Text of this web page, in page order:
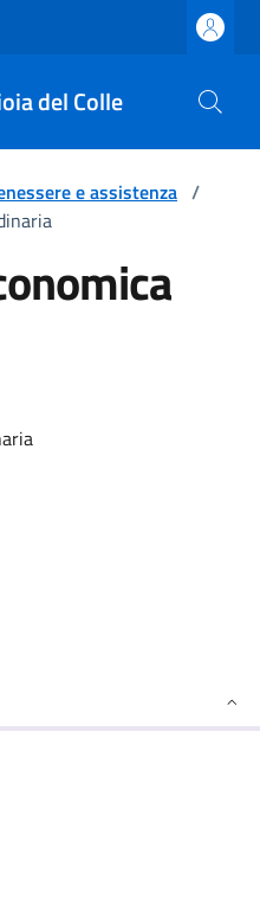
del Colle
e assistenza /